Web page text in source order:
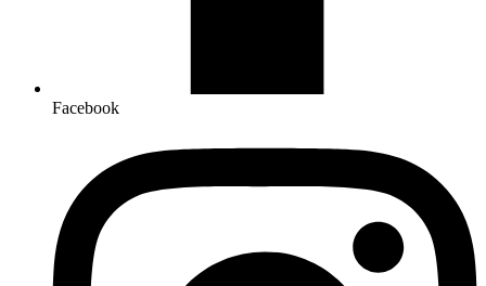
Facebook